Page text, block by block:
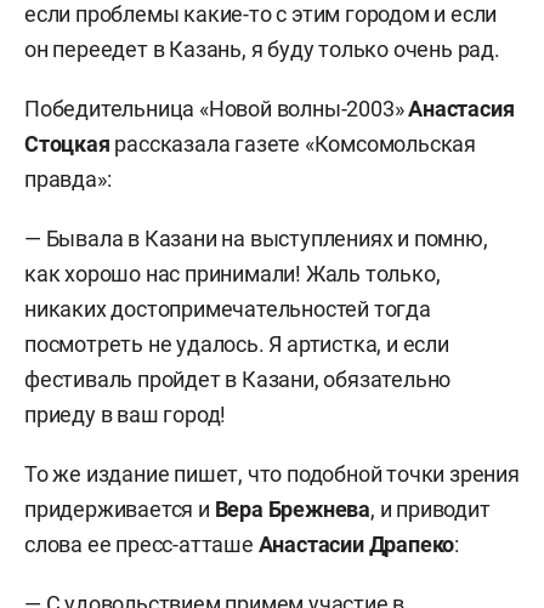
если проблемы какие-то с этим городом и если
он переедет в Казань, я буду только очень рад.
Победительница «Новой волны-2003»Анастасия
Стоцкая рассказала газете «Комсомольская
правда»:
— Бывала в Казани на выступлениях и помню,
как хорошо нас принимали! Жаль только,
никаких достопримечательностей тогда
посмотреть не удалось. Я артистка, и если
фестиваль пройдет в Казани, обязательно
приеду в ваш город!
То же издание пишет, что подобной точки зрения
придерживается и Вера Брежнева, и приводит
слова ее пресс-атташе Анастасии Драпеко: